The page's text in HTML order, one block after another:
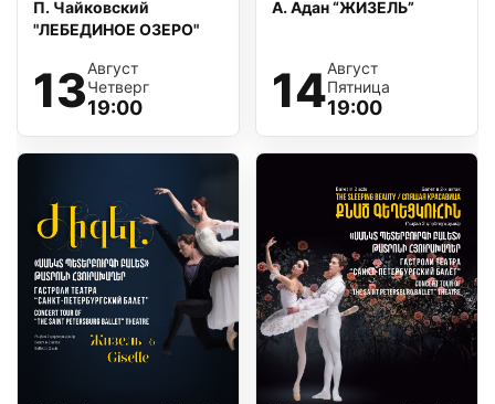
ENG РУС
П. Чайковский
"ЛЕБЕДИНОЕ ОЗЕРО"
13Август
Четверг
19:00
А. Адан “ЖИЗЕЛЬ”
14Август
Пятница
19:00